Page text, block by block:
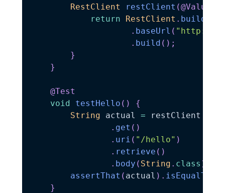
RestClient
restClient (@Value
return
RestClient . builder
. baseUrl ( "http://
. build ( ) ;
}
}
@Test
void
testHello ( )
{
String actual = restClient
. get ( )
. uri ( "/hello" )
. retrieve ( )
. body ( String . class )
assertThat ( actual ) . isEqualTo
}